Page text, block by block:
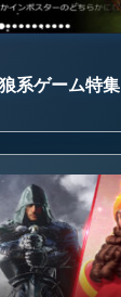
系ゲーム特集